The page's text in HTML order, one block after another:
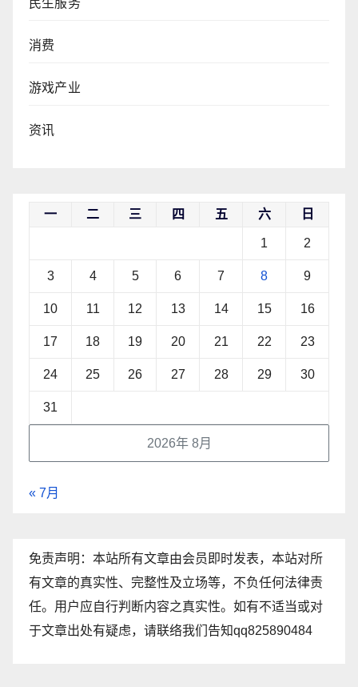
民生服务
消费
游戏产业
资讯
2026年 8月
一 二 三 四 五 六 日
1 2
3 4 5 6 7 8 9
10 11 12 13 14 15 16
17 18 19 20 21 22 23
24 25 26 27 28 29 30
31
« 7月
免责声明：本站所有文章由会员即时发表，本站对所
有文章的真实性、完整性及立场等，不负任何法律责
任。用户应自行判断内容之真实性。如有不适当或对
于文章出处有疑虑，请联络我们告知qq825890484